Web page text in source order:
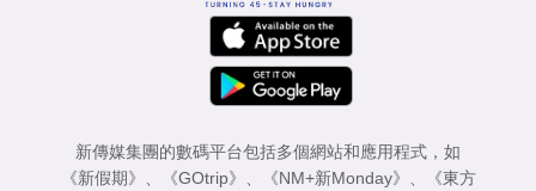
新傳媒集團的數碼平台包括多個網站和應用程式，如
《新假期》
《GOtrip》 《NM+新Monday》
《東方